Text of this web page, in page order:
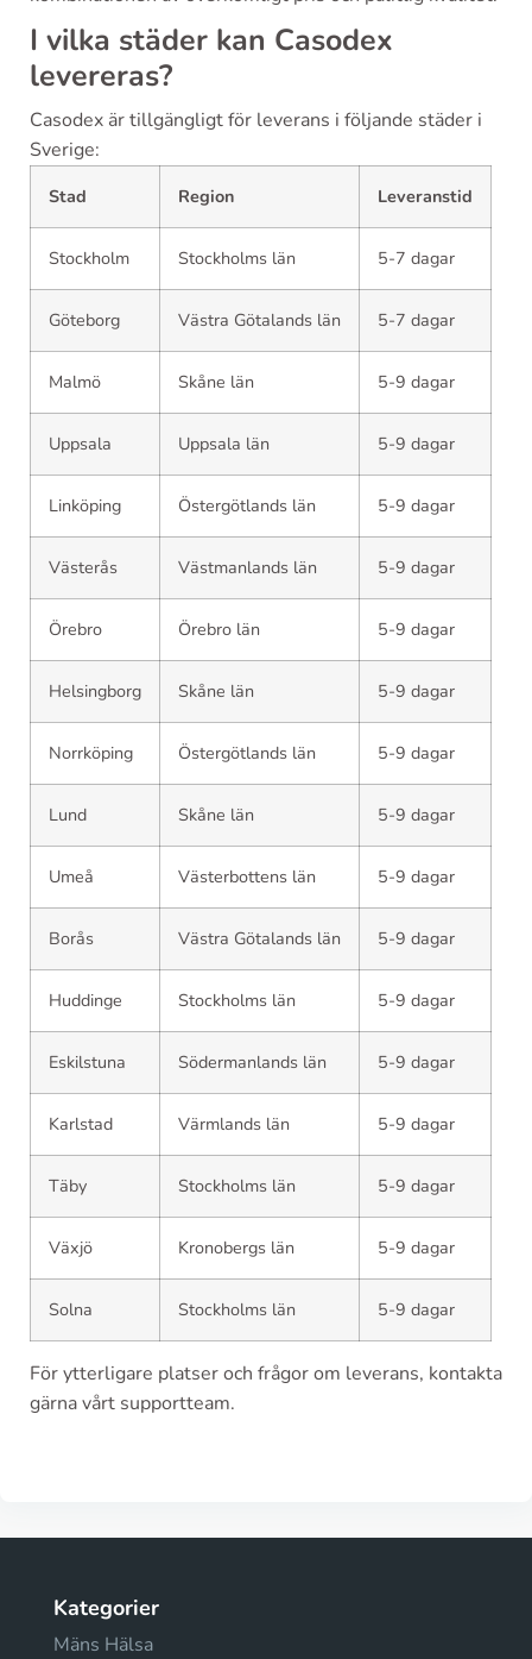
I vilka städer kan Casodex
levereras?
Casodex är tillgängligt för leverans i följande städer i
Sverige:
Stad Region Leveranstid
Stockholm Stockholms län 5-7 dagar
Göteborg Västra Götalands län 5-7 dagar
Malmö Skåne län 5-9 dagar
Uppsala Uppsala län 5-9 dagar
Linköping Östergötlands län 5-9 dagar
Västerås Västmanlands län 5-9 dagar
Örebro Örebro län 5-9 dagar
Helsingborg Skåne län 5-9 dagar
Norrköping Östergötlands län 5-9 dagar
Lund Skåne län 5-9 dagar
Umeå Västerbottens län 5-9 dagar
Borås Västra Götalands län 5-9 dagar
Huddinge Stockholms län 5-9 dagar
Eskilstuna Södermanlands län 5-9 dagar
Karlstad Värmlands län 5-9 dagar
Täby Stockholms län 5-9 dagar
Växjö Kronobergs län 5-9 dagar
Solna Stockholms län 5-9 dagar
För ytterligare platser och frågor om leverans, kontakta
gärna vårt supportteam.
Kategorier
Mäns Hälsa